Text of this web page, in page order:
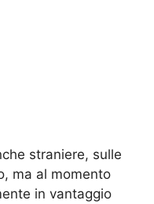
straniere, sulle
ma al momento
in vantaggio